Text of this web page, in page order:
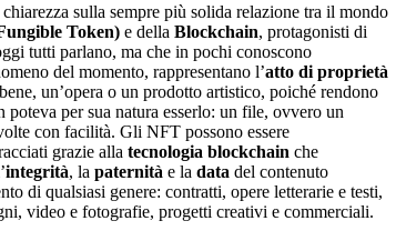
sulla sempre più solida relazione tra il mondo
Token) e della Blockchain, protagonisti di
tutti parlano, ma che in pochi conoscono
del momento, rappresentano l’atto di proprietà
un’opera o un prodotto artistico, poiché rendono
per sua natura esserlo: un file, ovvero un
con facilità. Gli NFT possono essere
grazie alla tecnologia blockchain che
integrità, la paternità e la data del contenuto
di qualsiasi genere: contratti, opere letterarie e testi,
video e fotografie, progetti creativi e commerciali.